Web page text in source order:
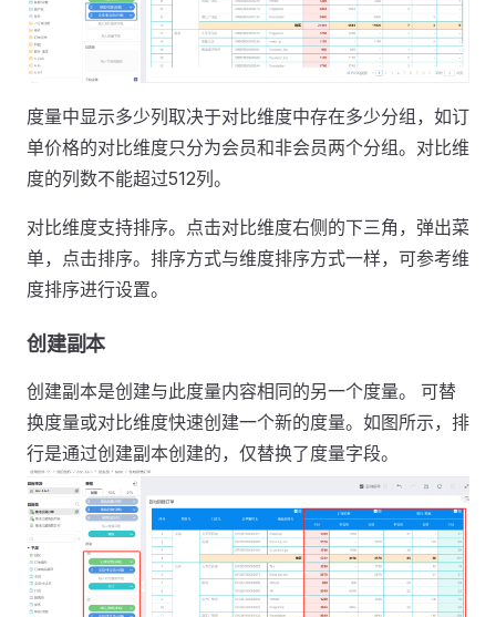
度量中显示多少列取决于对比维度中存在多少分组，如订
单价格的对比维度只分为会员和非会员两个分组。对比维
度的列数不能超过512列。
对比维度支持排序。点击对比维度右侧的下三角，弹出菜
单，点击排序。排序方式与维度排序方式一样，可参考维
度排序进行设置。
创建副本
创建副本是创建与此度量内容相同的另一个度量。 可替
换度量或对比维度快速创建一个新的度量。如图所示，排
行是通过创建副本创建的，仅替换了度量字段。